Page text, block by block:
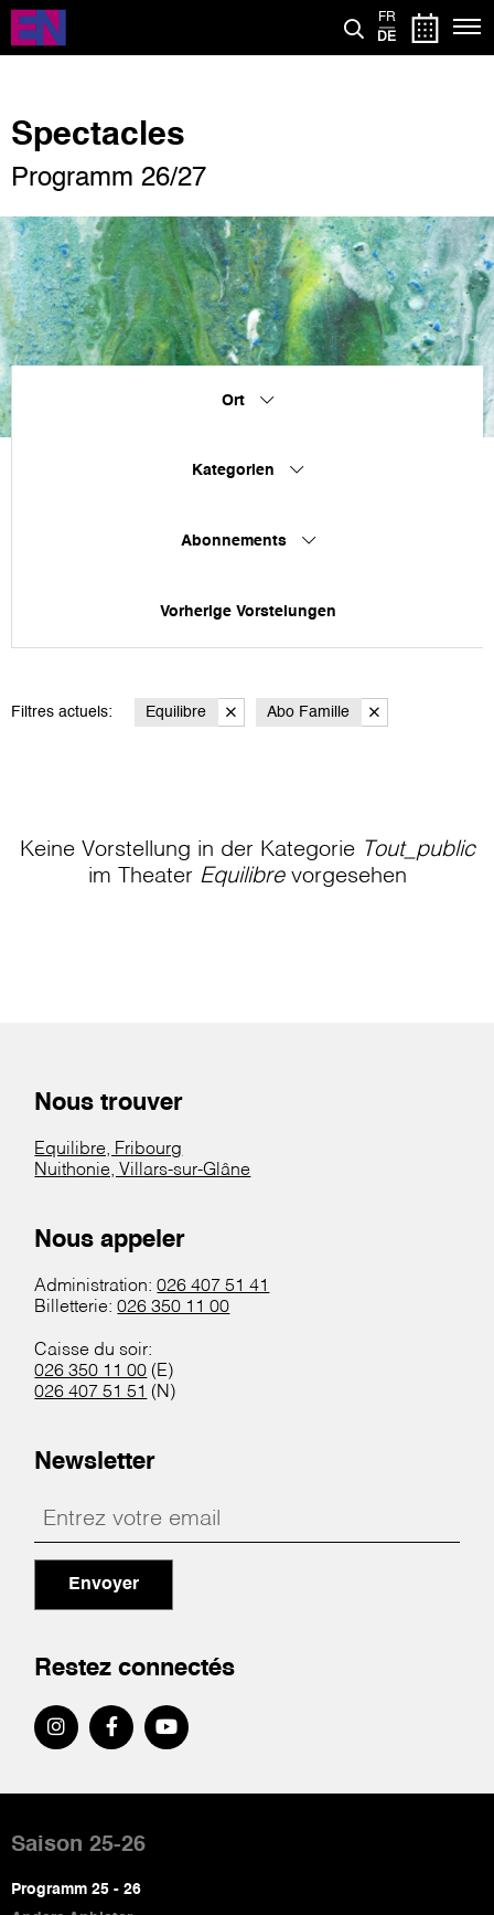
Direkt
zum
Inhalt
FR
DE
Spectacles
Programm 26/27
Ort
Kategorien
Abonnements
Vorherige Vorstelungen
Filtres actuels: Equilibre Abo Famille
Keine Vorstellung in der Kategorie Tout_public
im Theater Equilibrevorgesehen
Nous trouver
Equilibre, Fribourg
Nuithonie, Villars-sur-Glâne
Nous appeler
Administration:026 407 51 41
Billetterie:026 350 11 00
Caisse du soir:
026 350 11 00 (E)
026 407 51 51 (N)
Newsletter
Envoyer
Restez connectés
de
page
Saison 25-26
Programm 25 - 26